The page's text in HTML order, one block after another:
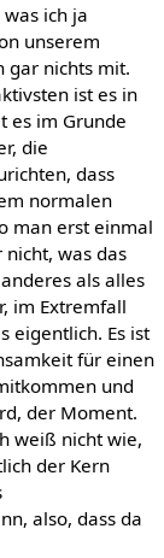
ich ja
unserem
gar nichts mit.
ist es in
es im Grunde
die
dass
normalen
man erst einmal
was das
als alles
im Extremfall
eigentlich. Es ist
für einen
und
der Moment.
weiß nicht wie,
der Kern
also, dass da